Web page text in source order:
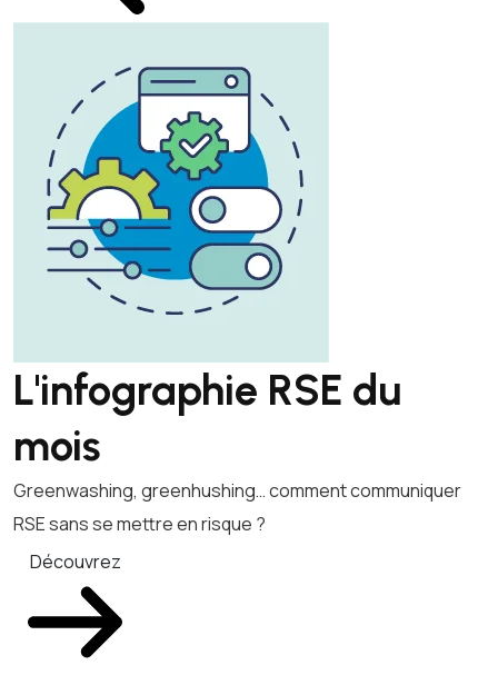
L'infographie RSE du
mois
Greenwashing, greenhushing… comment communiquer
RSE sans se mettre en risque ?
Découvrez